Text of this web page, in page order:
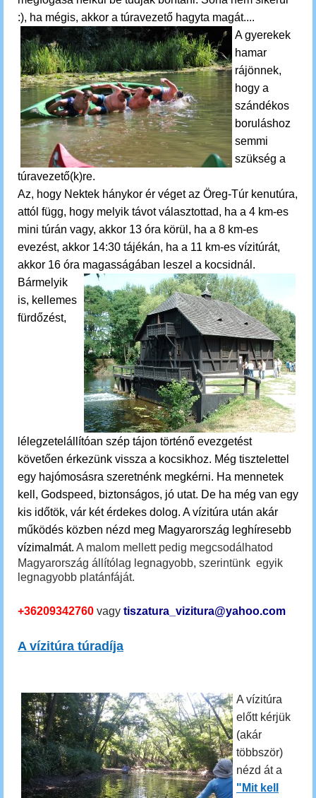
:), ha mégis, akkor a túravezető hagyta magát....
A gyerekek
hamar
rájönnek,
hogy a
szándékos
boruláshoz
semmi
szükség a
túravezető(k)re.
Az, hogy Nektek hánykor ér véget az Öreg-Túr kenutúra,
attól függ, hogy melyik távot választottad, ha a 4 km-es
mini túrán vagy, akkor 13 óra körül, ha a 8 km-es
evezést, akkor 14:30 tájékán, ha a 11 km-es vízitúrát,
akkor 16 óra magasságában leszel a kocsidnál.
Bármelyik
is, kellemes
fürdőzést,
lélegzetelállítóan szép tájon történő evezgetést
követően érkezünk vissza a kocsikhoz. Még tisztelettel
egy hajómosásra szeretnénk megkérni. Ha mennetek
kell, Godspeed, biztonságos, jó utat. De ha még van egy
kis időtök, vár két érdekes dolog. A vízitúra után akár
működés közben nézd meg Magyarország leghíresebb
vízimalmát. A malom mellett pedig megcsodálhatod
Magyarország állítólag legnagyobb, szerintünk egyik
legnagyobb platánfáját.
+36209342760 vagy tiszatura_vizitura@yahoo.com
A vízitúra túradíja
A vízitúra
előtt kérjük
(akár
többször)
nézd át a
"Mit kell